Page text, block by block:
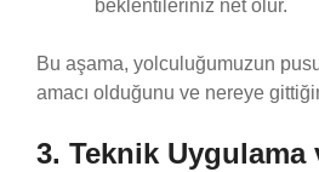
beklentileriniz net olur.
Bu aşama, yolculuğumuzun
amacı olduğunu ve nereye
3. Teknik Uygulama